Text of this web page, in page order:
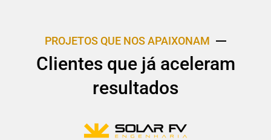
PROJETOS QUE NOS APAIXONAM
Clientes que já aceleram
resultados